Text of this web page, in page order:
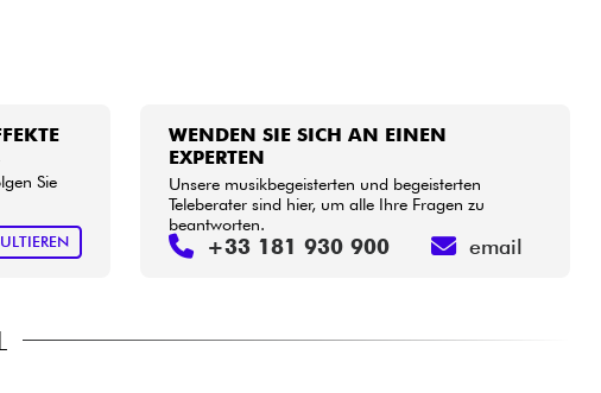
Sie
WENDEN SIE SICH AN EINEN
EXPERTEN
Unsere musikbegeisterten und begeisterten
Teleberater sind hier, um alle Ihre Fragen zu
beantworten.
+33 181 930 900 email